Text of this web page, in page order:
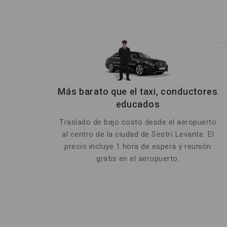
Más barato que el taxi, conductores
educados
Traslado de bajo costo desde el aeropuerto
al centro de la ciudad de Sestri Levante. El
precio incluye 1 hora de espera y reunión
gratis en el aeropuerto.